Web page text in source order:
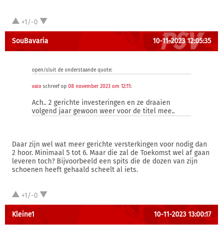
+1/-0
SouBavaria 10-11-2023 12:05:35
open/sluit de onderstaande quote:
vaio schreef op 08 november 2023 om 12:11:
Ach.. 2 gerichte investeringen en ze draaien
volgend jaar gewoon weer voor de titel mee..
Daar zijn wel wat meer gerichte versterkingen voor nodig dan
2 hoor. Minimaal 5 tot 6. Maar die zal de Toekomst wel af gaan
leveren toch? Bijvoorbeeld een spits die de dozen van zijn
schoenen heeft gehaald scheelt al iets.
+1/-0
Kleine1 10-11-2023 13:00:17